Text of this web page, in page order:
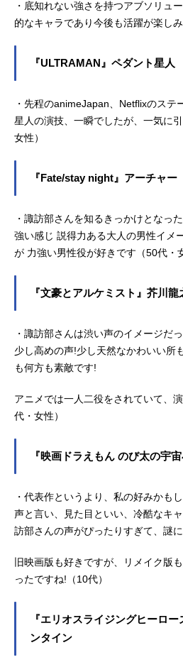
・底知れない強さを持つアブソリュ
的なキャラであり今後も活躍が楽し
『ULTRAMAN』ペダント星人
・先程のanimeJapan、Netflixのステ
星人の演技、一瞬でしたが、一気に
女性）
『Fate/stay night』アーチャー
・諏訪部さんを知るきっかけとなっ
強い感じ 説得力ある大人の男性イメ
が 力強い男性役が好きです（50代・
『文豪とアルケミスト』芥川龍
・諏訪部さんは渋い声のイメージだ
少し高めの声!少し天然なかわいい所
も何方も素敵です!
アニメでは一人二役をされていて、
代・女性）
『映画ドラえもん のび太の宇
・代表作というより、私の好みかも
声と言い、見た目といい、冷酷なキ
訪部さんの声がぴったりすぎて、謎
旧映画版も好きですが、リメイク版
ったですね!（10代）
『エリオスライジングヒーロ
ンタイン